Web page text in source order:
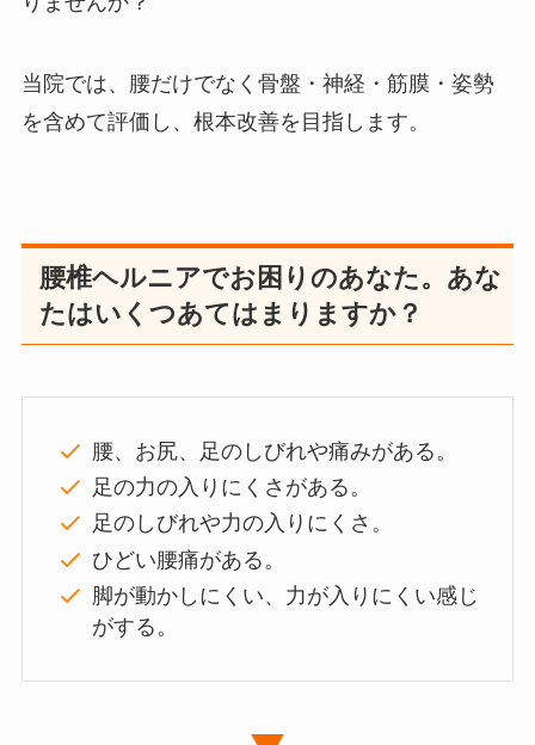
当院では、腰だけでなく骨盤・神経・筋膜・姿勢
を含めて評価し、根本改善を目指します。
腰椎ヘルニアでお困りのあなた。あな
たはいくつあてはまりますか？
腰、お尻、足のしびれや痛みがある。
足の力の入りにくさがある。
足のしびれや力の入りにくさ。
ひどい腰痛がある。
脚が動かしにくい、力が入りにくい感じ
がする。